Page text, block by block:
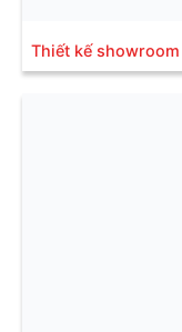
Thiết kế